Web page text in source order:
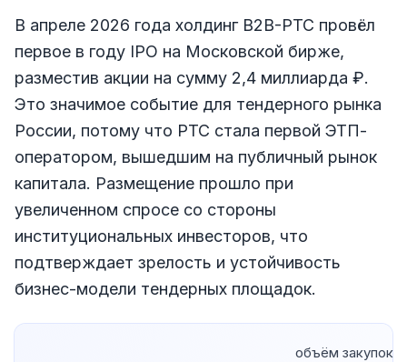
В апреле 2026 года холдинг B2B-РТС провёл
первое в году IPO на Московской бирже,
разместив акции на сумму 2,4 миллиарда ₽.
Это значимое событие для тендерного рынка
России, потому что РТС стала первой ЭТП-
оператором, вышедшим на публичный рынок
капитала. Размещение прошло при
увеличенном спросе со стороны
институциональных инвесторов, что
подтверждает зрелость и устойчивость
бизнес-модели тендерных площадок.
объём закупок